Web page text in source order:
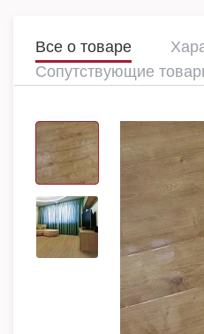
Все о товаре
Сопутствующие